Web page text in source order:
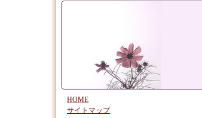
HOME
サイトマップ